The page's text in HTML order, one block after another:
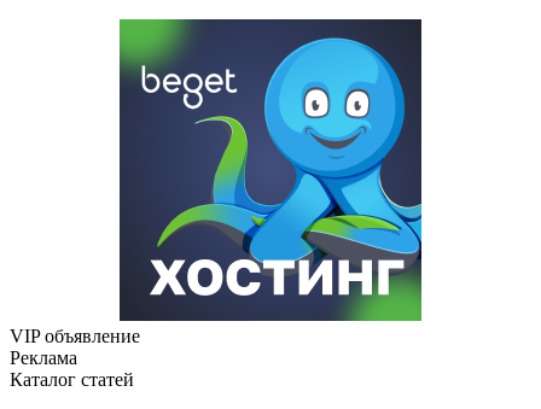
VIP объявление
Реклама
Каталог статей